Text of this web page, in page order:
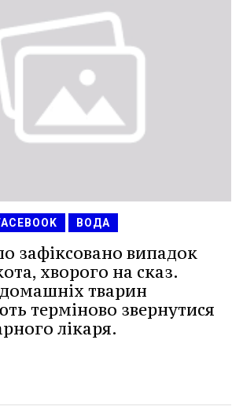
ВОДА
зафіксовано випадок
хворого на сказ.
тварин
терміново звернутися
лікаря.